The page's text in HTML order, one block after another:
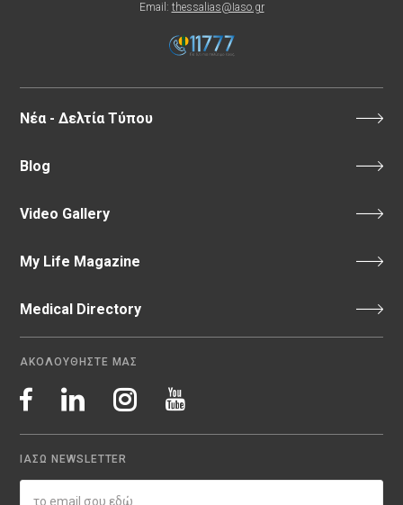
Email: thessalias@Iaso.gr
Νέα - Δελτία Τύπου
Blog
Video Gallery
My Life Magazine
Medical Directory
ΑΚΟΛΟΥΘΗΣΤΕ ΜΑΣ
ΙΑΣΩ NEWSLETTER